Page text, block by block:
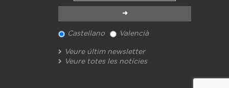
Castellano Valencià
Veure últim newsletter
Veure totes les notícies